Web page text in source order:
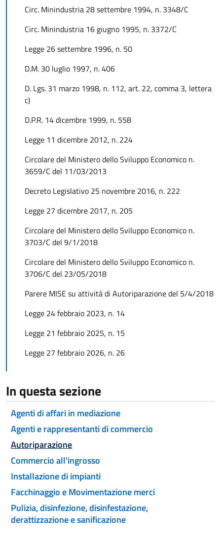
Circ. Minindustria 28 settembre 1994, n. 3348/C
Circ. Minindustria 16 giugno 1995, n. 3372/C
Legge 26 settembre 1996, n. 50
D.M. 30 luglio 1997, n. 406
D. Lgs. 31 marzo 1998, n. 112, art. 22, comma 3, lettera
c)
D.P.R. 14 dicembre 1999, n. 558
Legge 11 dicembre 2012, n. 224
Circolare del Ministero dello Sviluppo Economico n.
3659/C del 11/03/2013
Decreto Legislativo 25 novembre 2016, n. 222
Legge 27 dicembre 2017, n. 205
Circolare del Ministero dello Sviluppo Economico n.
3703/C del 9/1/2018
Circolare del Ministero dello Sviluppo Economico n.
3706/C del 23/05/2018
Parere MISE su attività di Autoriparazione del 5/4/2018
Legge 24 febbraio 2023, n. 14
Legge 21 febbraio 2025, n. 15
Legge 27 febbraio 2026, n. 26
In questa sezione
Agenti di affari in mediazione
Agenti e rappresentanti di commercio
Autoriparazione
Commercio all'ingrosso
Installazione di impianti
Facchinaggio e Movimentazione merci
Pulizia, disinfezione, disinfestazione,
derattizzazione e sanificazione